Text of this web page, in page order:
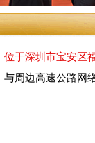
位于深圳市宝安区
周边高速公路网